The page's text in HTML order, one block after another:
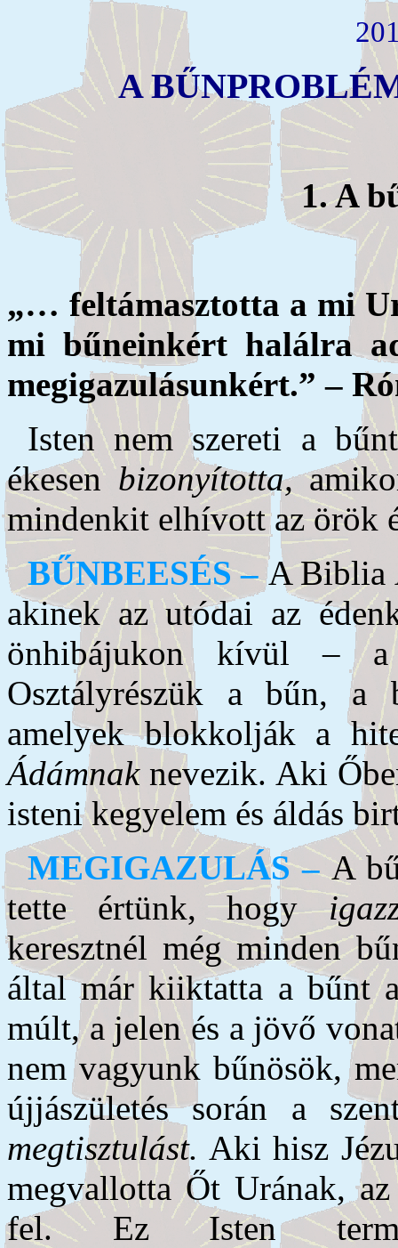
A
1. A
„… feltámasztotta a mi
mi bűneinkért halálra
megigazulásunkért.” –
Isten nem szereti a
ékesen bizonyította,
mindenkit elhívott az örök
BŰNBEESÉS –A Biblia
akinek az utódai az
önhibájukon kívül –
Osztályrészük a bűn, a
amelyek blokkolják a
Ádámnaknevezik. Aki
isteni kegyelem és áldás
MEGIGAZULÁS –A
tette értünk, hogy
keresztnél még minden
által már kiiktatta a bűnt
múlt, a jelen és a jövő
nem vagyunk bűnösök,
újjászületés során a
megtisztulást. Aki hisz
megvallotta Őt Urának,
fel. Ez Isten